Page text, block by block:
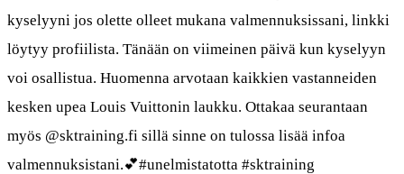
kyselyyni jos olette olleet mukana valmennuksissani, linkki
löytyy profiilista. Tänään on viimeinen päivä kun kyselyyn
voi osallistua. Huomenna arvotaan kaikkien vastanneiden
kesken upea Louis Vuittonin laukku. Ottakaa seurantaan
myös @sktraining.fi sillä sinne on tulossa lisää infoa
valmennuksistani.💕#unelmistatotta #sktraining